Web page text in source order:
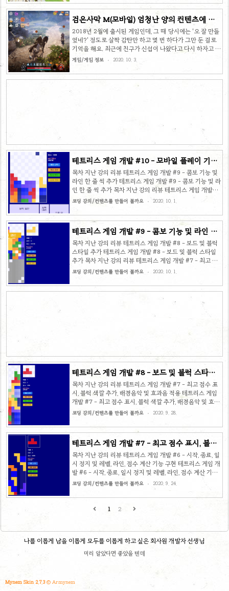
다고 하며 방대한 맵이 하나의 오픈 월드로 이루어져 있다고
습니다. 제 폰은 사양이 그다지 높지 않아서 완벽한 그래픽이
구현되지는 않았지만 이미 많은 플레이 영상이 올라와 있어
서 고사양에서 플레이하는 영상도 어렵지 않게 찾아 보실 수
있을 거예요. 처음부터 한 편의 애니메이션을 보는 것 같았어
요. 인트로에서 쌍둥이 남매 중 한 케릭터를 고르는 것으로
검은사막 M(모바일) 엄청난 양의 컨텐츠에 놀
랐습니다
2018년 2월에 출시된 게임인데, 그 때 당시에는 '오 잘 만들
었네?' 정도로 살짝 감탄만 하고 몇 번 하다가 그만 둔 걸로
기억을 해요. 최근에 친구가 신섭이 나왔다고 다시 하자고 해
서 해 봤는데 다른 게임들을 하다가 좀 질릴만한 타이밍이서
없어 보였고 몇 년 사이 눈에 띄게 발전한 것 같다는 생각이
들었습니다. 목차 방대한 메인 스토리 메인 스토리는 말 할
즐길 거리가 수두룩 했습니다. 메인 스토리를 다 클리어 ..
게임/게임 정보 2020. 10. 3.
테트리스 게임 개발 #10 - 모바일 플레이 기능
구현
목차 지난 강의 리뷰 테트리스 게임 개발 #9 - 콤보 기능 및
라인 한 줄 씩 추가 테트리스 게임 개발 #9 - 콤보 기능 및 라
인 한 줄 씩 추가 목차 지난 강의 리뷰 테트리스 게임 개발
#8 - 보드 및 블럭 스타일 추가 테트리스 게임 개발 #8 - 보
개발 #7 - 최고 점수 표시, 블럭 색
sangminem.tistory.com 이번에는 약속드린 대로 모바일
에서 조작 가능하도록 버튼을 만들어 보겠습니다. 모바일 뷰
에서는 고려할 사항이 좀 더 많습니다. 메타 설정 수정 하나
하나 생각해 보겠습니다. 먼저 play.html을 수정할 건데요.
모바일 기기에서 최적화 된 화면을 보여주기 위한 메타 설정
값입니다. 일반적인 사항이라 특별한 설정이 ..
코딩 강의/컨텐츠를 만들어 볼까요 2020. 10. 1.
테트리스 게임 개발 #9 - 콤보 기능 및 라인 한
줄 씩 추가
목차 지난 강의 리뷰 테트리스 게임 개발 #8 - 보드 및 블럭
스타일 추가 테트리스 게임 개발 #8 - 보드 및 블럭 스타일
추가 목차 지난 강의 리뷰 테트리스 게임 개발 #7 - 최고 점
수 표시, 블럭 색깔 추가, 배경음악 및 효과음 적용 테트리스
효과음 적용 목차 sangminem.tistory.com 이번 시간에는
한층 더 고급스러워진 게임에 더욱 난이도 높은 기능을 추가
해 보도록 해볼게요. 1. 먼저 콤보 기능을 만들어 볼 거구요.
코딩 강의/컨텐츠를 만들어 볼까요 2020. 10. 1.
테트리스 게임 개발 #8 - 보드 및 블럭 스타일
추가
목차 지난 강의 리뷰 테트리스 게임 개발 #7 - 최고 점수 표
시, 블럭 색깔 추가, 배경음악 및 효과음 적용 테트리스 게임
개발 #7 - 최고 점수 표시, 블럭 색깔 추가, 배경음악 및 효과
음 적용 목차 지난 강의 리뷰 테트리스 게임 개발 #6 - 시작,
게임 개발 #6 - 시작, 종료, 일시 정지 및 레벨, 라인, 점수 계
는 저희 손 안에 있습니다. 원하는대로 바꾸도록 해 볼거예
요. 1. main-board와 next-board에 밝은 색 무늬도 추가
하여 1자 블럭이 잘 보이도록 할 겁니다. 2. 그리고 블럭에
스타일 옵션을 추가하여 블럭을 좀 더 고급스럽게 만들어..
코딩 강의/컨텐츠를 만들어 볼까요 2020. 9. 28.
테트리스 게임 개발 #7 - 최고 점수 표시, 블럭
색깔 추가, 배경음악 및 효과음 적용
목차 지난 강의 리뷰 테트리스 게임 개발 #6 - 시작, 종료, 일
시 정지 및 레벨, 라인, 점수 계산 기능 구현 테트리스 게임 개
발 #6 - 시작, 종료, 일시 정지 및 레벨, 라인, 점수 계산 기능
구현 목차 지난 강의 리뷰 테트리스 게임 개발 #5 - 하드 드
랍 및 라인 제거 기능 구현 테트리스 게임 개발 #5 - 하드 드
랍 및 라인 제거 기능 구현 목차 지난 강의 리뷰 테트리스 게
임 개발 #4 - 블럭 쌓 sangminem.tistory.com 점점 게임
겠습니다. 1. 최고 점수 표시 2. 블럭 색깔 추가 3. 배경음, 효
과음 적용 위 3가지 사항을 이번에도 거침없이 적용할 예정
이에요. 소스 코드 재정비 잠시 다시 한 번 코드 관리하기
코딩 강의/컨텐츠를 만들어 볼까요 2020. 9. 24.
1 2
나를 이롭게 남을 이롭게 모두를 이롭게 하고 싶은 회사원 개발자 선생님
미리 알았다면 좋았을 텐데
Mynem Skin 2.7.3© Armynem